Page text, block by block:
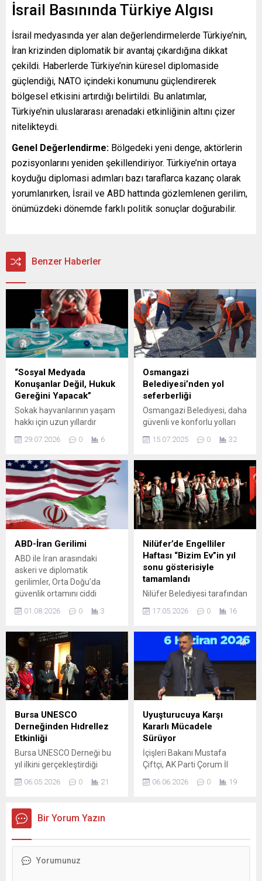
İsrail Basınında Türkiye Algısı
İsrail medyasında yer alan değerlendirmelerde Türkiye’nin,
İran krizinden diplomatik bir avantaj çıkardığına dikkat
çekildi. Haberlerde Türkiye’nin küresel diplomaside
güçlendiği, NATO içindeki konumunu güçlendirerek
bölgesel etkisini artırdığı belirtildi. Bu anlatımlar,
Türkiye’nin uluslararası arenadaki etkinliğinin altını çizer
nitelikteydi.
Genel Değerlendirme: Bölgedeki yeni denge, aktörlerin
pozisyonlarını yeniden şekillendiriyor. Türkiye’nin ortaya
koyduğu diplomasi adımları bazı taraflarca kazanç olarak
yorumlanırken, İsrail ve ABD hattında gözlemlenen gerilim,
önümüzdeki dönemde farklı politik sonuçlar doğurabilir.
Benzer Haberler
“Sosyal Medyada
Konuşanlar Değil, Hukuk
Gereğini Yapacak”
Sokak hayvanlarının yaşam
hakkı için uzun yıllardır
mücadele eden gazeteci ve
sokak canları dostu Kazım
tepki çeken ve biri dolu, biri
boş olduğu belirtilen
tüfeklerle ilgili bugün
Cumhuriyet Savcılığı’na
resmi suç duyurusunda
bulundu. Hazırladığı detaylı
dilekçeyi savcılığa teslim
medya tartışmalarıyla değil,
hukuk çerçevesinde...
29.07.2026 0 6
Osmangazi
Belediyesi’nden yol
seferberliği
Osmangazi Belediyesi, daha
güvenli ve konforlu yolları
vatandaşların hizmetine
sunmak adına çeşitli
asfalt yama çalışmaları
gerçekleştirdi. Osmangazi
Belediyesi, bir yandan ilçenin
farklı noktalarında yeni yol
açma çalışmaları
yürütürken, bir yandan da
bozulan yolların bakım ve
onarımını gerçekleştiriyor.
Fen İşleri Müdürlüğü ekipleri,
bu çalışmalar kapsamında
15.07.2025 0 32
ABD-İran Gerilimi
ABD ile İran arasındaki
askeri ve diplomatik
gerilimler, Orta Doğu’da
güvenlik ortamını ciddi
Bakanlığı, Irak ve bölgedeki
yeni bir güvenlik uyarısı
yayımlayarak potansiyel
uçuş iptalleri, hava sahası
kapatmaları ve seyahat
aksaklıklarına karşı hazırlıklı
olmalarını istedi. Yetkililer,
vatandaşlardan yerel
makamların talimatlarına
uymalarını, güncel yerel...
01.08.2026 0 3
Nilüfer’de Engelliler
Haftası “Bizim Ev”in yıl
sonu gösterisiyle
tamamlandı
Nilüfer Belediyesi tarafından
kapsamında hafta boyunca
Engelliler Sosyal Yaşam
Destek Merkezi
katılımcılarının hazırladığı
“sıra gecesi” konseptli yıl
sonu gösterisiyle
tamamlandı. Nilüfer
Belediyesi’nin Engelliler
Haftası dolayısıyla
düzenlendiği farkındalık
etkinlikleri renkli bir kapanışa
sahne oldu. Bizim Ev
Engelliler Sosyal Yaşam
Destek Merkezi katılımcıları,
17.05.2026 0 16
Bursa UNESCO
Derneğinden Hıdrellez
Etkinliği
Bursa UNESCO Derneği bu
yıl ilkini gerçekleştirdiği
Hıdırellez kutlama törenini,
dün akşam 5 Mayıs’ı 6
Misi’deki Bursa SOKÜM
Müzesi’nde 400 katılımcının
Müdürlüğü, Uludağ
06.05.2026 0 21
Uyuşturucuya Karşı
Kararlı Mücadele
Sürüyor
İçişleri Bakanı Mustafa
Çiftçi, AK Parti Çorum İl
Başkanlığı İl Danışma Meclisi
toplantısında güvenlik
06.06.2026 0 19
Bir Yorum Yazın